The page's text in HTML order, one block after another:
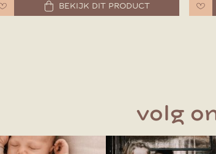
BEKIJK DIT PRODUCT
volg